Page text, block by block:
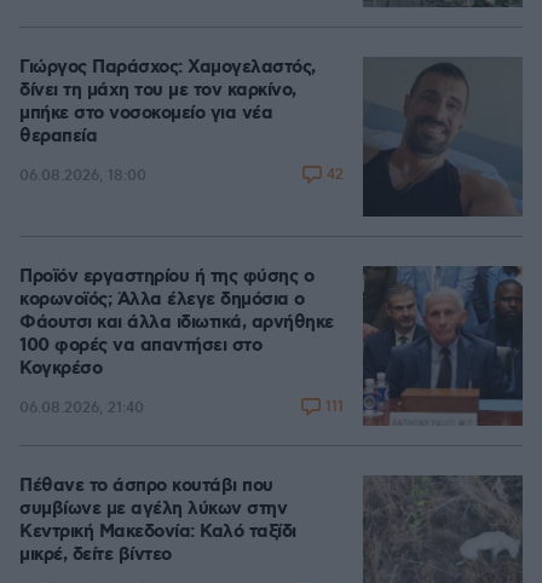
Γιώργος Παράσχος: Χαμογελαστός,
δίνει τη μάχη του με τον καρκίνο,
μπήκε στο νοσοκομείο για νέα
θεραπεία
06.08.2026, 18:00 42
Προϊόν εργαστηρίου ή της φύσης ο
κορωνοϊός; Άλλα έλεγε δημόσια ο
Φάουτσι και άλλα ιδιωτικά, αρνήθηκε
100 φορές να απαντήσει στο
Κογκρέσο
06.08.2026, 21:40 111
Πέθανε το άσπρο κουτάβι που
συμβίωνε με αγέλη λύκων στην
Κεντρική Μακεδονία: Καλό ταξίδι
μικρέ, δείτε βίντεο